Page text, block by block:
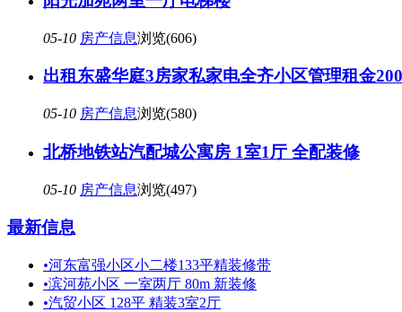
05-10 房产信息浏览(606)
出租东盛华庭3房家私家电全齐小区管理租金
05-10 房产信息浏览(580)
北桥地铁站汽配城公寓房 1室1厅 全配装修
05-10 房产信息浏览(497)
最新信息
•河东富强小区小二楼133平精装修带
•滨河苑小区 一室两厅 80m 新装修
•汽贸小区 128平 精装3室2厅